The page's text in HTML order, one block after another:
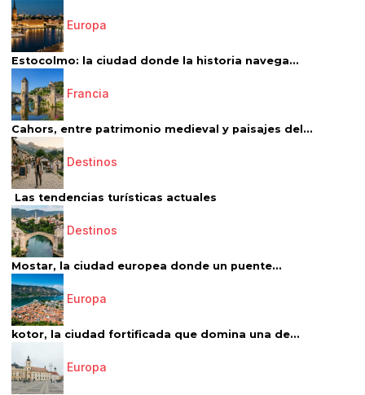
Europa
Estocolmo: la ciudad donde la historia navega...
Francia
Cahors, entre patrimonio medieval y paisajes del...
Destinos
Las tendencias turísticas actuales
Destinos
Mostar, la ciudad europea donde un puente...
Europa
kotor, la ciudad fortificada que domina una de...
Europa